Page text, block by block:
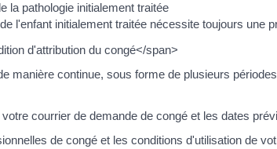
la pathologie initialement traitée
l'enfant initialement traitée nécessite toujours une
d'attribution du congé</span>
manière continue, sous forme de plusieurs
courrier de demande de congé et les dates
de congé et les conditions d'utilisation de